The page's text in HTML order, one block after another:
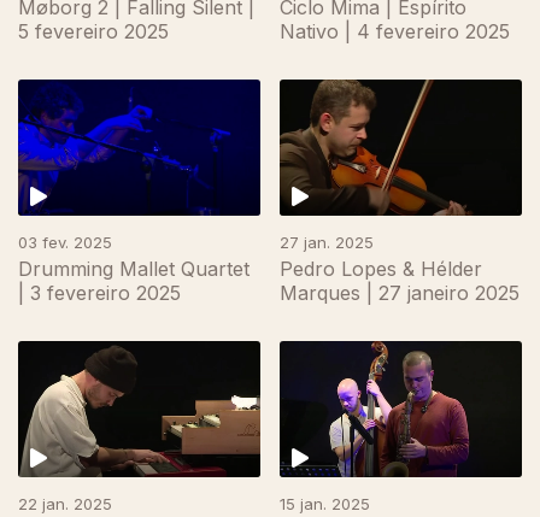
Møborg 2 | Falling Silent |
5 fevereiro 2025
Ciclo Mima | Espírito
Nativo | 4 fevereiro 2025
03 fev. 2025
Drumming Mallet Quartet
| 3 fevereiro 2025
27 jan. 2025
Pedro Lopes & Hélder
Marques | 27 janeiro 2025
22 jan. 2025 15 jan. 2025